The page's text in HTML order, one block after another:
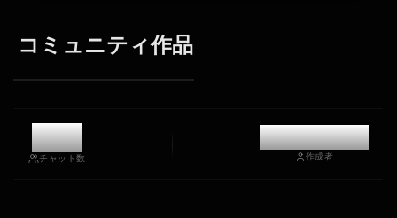
コミュニティ作品
5.6k
チャット数
@kinayymon
作成者